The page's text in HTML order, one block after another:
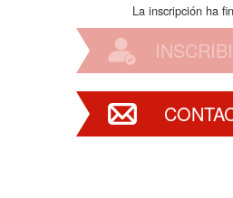
La inscripción ha